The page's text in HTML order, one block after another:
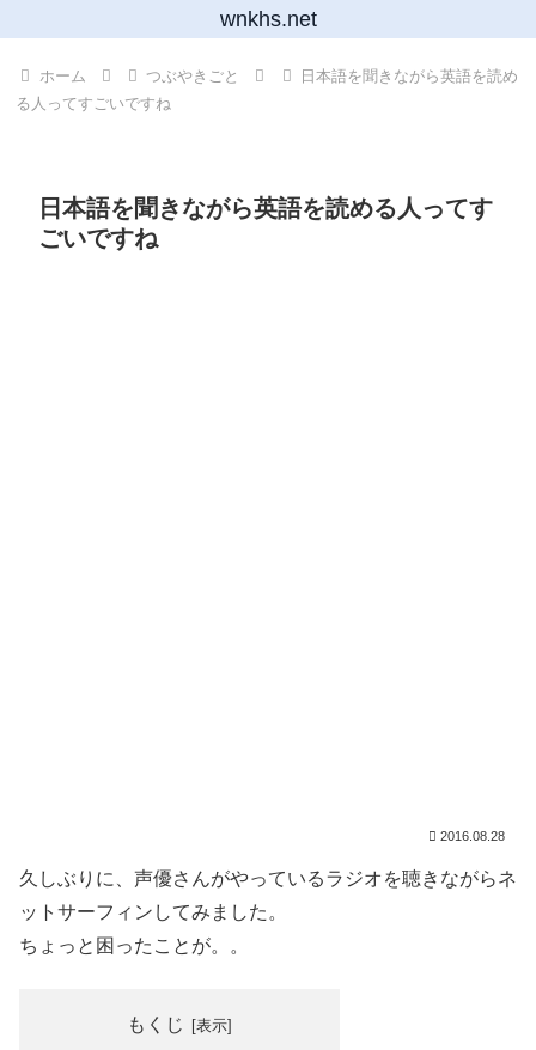
wnkhs.net
ホーム つぶやきごと
日本語を聞きながら英語を読め
る人ってすごいですね
日本語を聞きながら英語を読める人ってす
ごいですね
2016.08.28
久しぶりに、声優さんがやっているラジオを聴きながらネ
ットサーフィンしてみました。
ちょっと困ったことが。。
もくじ